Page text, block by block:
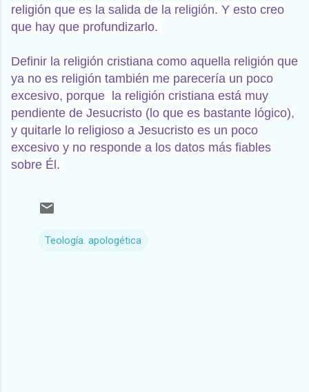
religión que es la salida de la religión. Y esto creo
que hay que profundizarlo.
Definir la religión cristiana como aquella religión que
ya no es religión también me parecería un poco
excesivo, porque la religión cristiana está muy
pendiente de Jesucristo (lo que es bastante lógico),
y quitarle lo religioso a Jesucristo es un poco
excesivo y no responde a los datos más fiables
sobre Él.
Teología. apologética